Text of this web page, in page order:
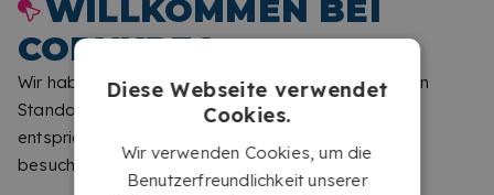
WILLKOMMEN BEI
COPYKREA
Wir haben festgestellt, dass Sie von einem anderen
Standort aus surfen als dem, der dieser Website
entspricht. Bitte teilen Sie uns mit, welche Seite Sie
besuchen möchten.
Diese Webseite verwendet
Cookies.
Wir verwenden Cookies, um die
Benutzerfreundlichkeit unserer